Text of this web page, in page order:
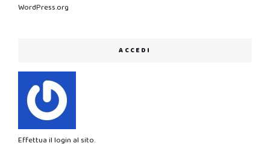
WordPress.org
ACCEDI
Effettua il login al sito.